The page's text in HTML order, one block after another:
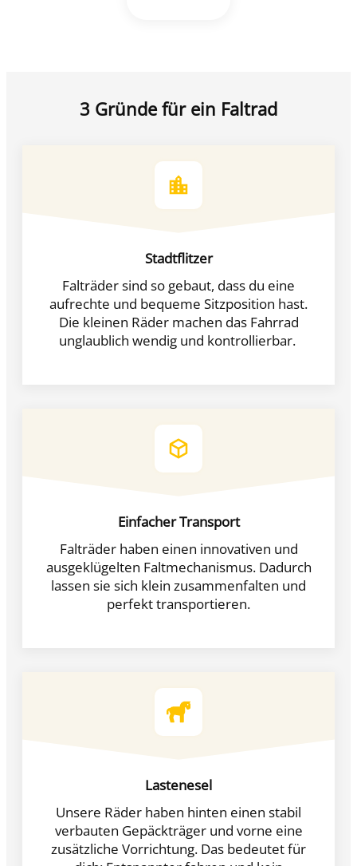
3 Gründe für ein Faltrad
Stadtflitzer
Falträder sind so gebaut, dass du eine
aufrechte und bequeme Sitzposition hast.
Die kleinen Räder machen das Fahrrad
unglaublich wendig und kontrollierbar.
Einfacher Transport
Falträder haben einen innovativen und
ausgeklügelten Faltmechanismus. Dadurch
lassen sie sich klein zusammenfalten und
perfekt transportieren.
Lastenesel
Unsere Räder haben hinten einen stabil
verbauten Gepäckträger und vorne eine
zusätzliche Vorrichtung. Das bedeutet für